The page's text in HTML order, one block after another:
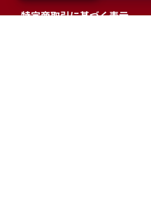
特定商取引に基づく表示